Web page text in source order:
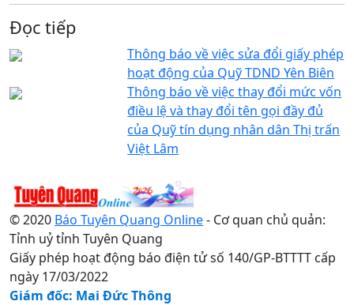
Đọc tiếp
Thông báo về việc sửa đổi giấy phép
hoạt động của Quỹ TDND Yên Biên
Thông báo về việc thay đổi mức vốn
điều lệ và thay đổi tên gọi đầy đủ
của Quỹ tín dụng nhân dân Thị trấn
Việt Lâm
© 2020 Báo Tuyên Quang Online- Cơ quan chủ quản:
Tỉnh uỷ tỉnh Tuyên Quang
Giấy phép hoạt động báo điện tử số 140/GP-BTTTT cấp
ngày 17/03/2022
Giám đốc: Mai Đức Thông